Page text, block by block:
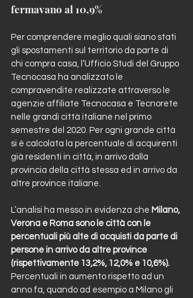
fermavano al 10,9%
Per comprendere meglio quali siano stati
gli spostamenti sul territorio da parte di
chi compra casa, l’Ufficio Studi del Gruppo
Tecnocasa ha analizzato le
compravendite realizzate attraverso le
agenzie affiliate Tecnocasa e Tecnorete
nelle grandi città italiane nel primo
semestre del 2020. Per ogni grande città
si è calcolata la percentuale di acquirenti
già residenti in città, in arrivo dalla
provincia della città stessa ed in arrivo da
altre province italiane.
L’analisi ha messo in evidenza che Milano,
Verona e Roma sono le città con le
percentuali più alte di acquisti da parte di
persone in arrivo da altre province
(rispettivamente 13,2%, 12,0% e 10,6%).
Percentuali in aumento rispetto ad un
anno fa, quando ad esempio a Milano gli